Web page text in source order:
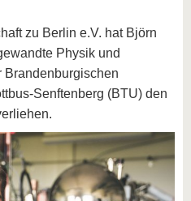
zu Berlin e.V. hat Björn
Physik und
Brandenburgischen
Senftenberg (BTU) den